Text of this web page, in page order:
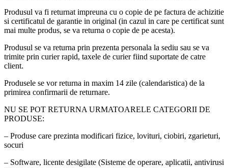
Produsul va fi returnat impreuna cu o copie de pe factura de achizitie
si certificatul de garantie in original (in cazul in care pe certificat sunt
mai multe produs, se va returna o copie de pe acesta).
Produsul se va returna prin prezenta personala la sediu sau se va
trimite prin curier rapid, taxele de curier fiind suportate de catre
client.
Produsele se vor returna in maxim 14 zile (calendaristica) de la
primirea confirmarii de returnare.
NU SE POT RETURNA URMATOARELE CATEGORII DE
PRODUSE:
– Produse care prezinta modificari fizice, lovituri, ciobiri, zgarieturi,
socuri
– Software, licente desigilate (Sisteme de operare, aplicatii, antivirusi